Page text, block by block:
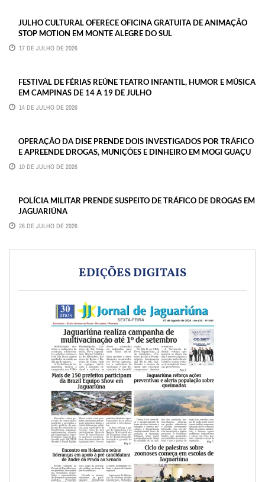
JULHO CULTURAL OFERECE OFICINA GRATUITA DE ANIMAÇÃO
STOP MOTION EM MONTE ALEGRE DO SUL
17 DE JULHO DE 2026
FESTIVAL DE FÉRIAS REÚNE TEATRO INFANTIL, HUMOR E MÚSICA
EM CAMPINAS DE 14 A 19 DE JULHO
14 DE JULHO DE 2026
OPERAÇÃO DA DISE PRENDE DOIS INVESTIGADOS POR TRÁFICO
E APREENDE DROGAS, MUNIÇÕES E DINHEIRO EM MOGI GUAÇU
10 DE JULHO DE 2026
POLÍCIA MILITAR PRENDE SUSPEITO DE TRÁFICO DE DROGAS EM
JAGUARIÚNA
26 DE JULHO DE 2026
EDIÇÕES DIGITAIS